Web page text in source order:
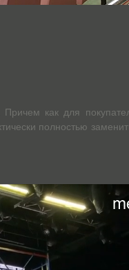
Причем как для
полностью